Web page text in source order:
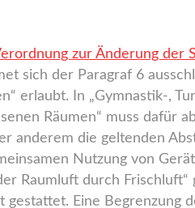
zur Änderung der
sich der Paragraf 6
erlaubt. In „Gymnastik-,
Räumen“ muss dafür
anderem die geltenden
Nutzung von
Raumluft durch
Eine Begrenzung